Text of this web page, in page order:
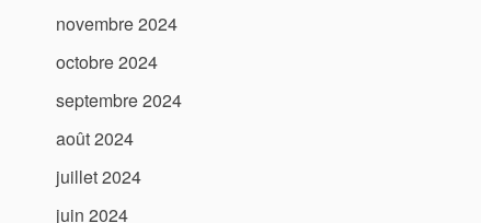
novembre 2024
octobre 2024
septembre 2024
août 2024
juillet 2024
juin 2024